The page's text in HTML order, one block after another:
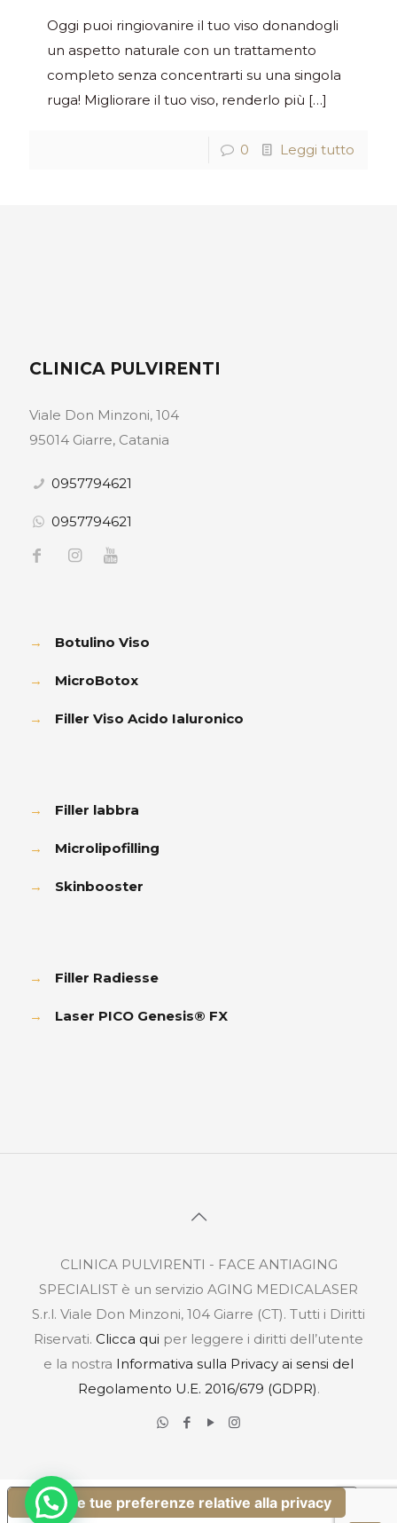
Oggi puoi ringiovanire il tuo viso donandogli
un aspetto naturale con un trattamento
completo senza concentrarti su una singola
ruga! Migliorare il tuo viso, renderlo più […]
0 Leggi tutto
CLINICA PULVIRENTI
Viale Don Minzoni, 104
95014 Giarre, Catania
0957794621
0957794621
→ Botulino Viso
→ MicroBotox
→ Filler Viso Acido Ialuronico
→ Filler labbra
→ Microlipofilling
→ Skinbooster
→ Filler Radiesse
→ Laser PICO Genesis® FX
CLINICA PULVIRENTI - FACE ANTIAGING
SPECIALIST è un servizio AGING MEDICALASER
S.r.l. Viale Don Minzoni, 104 Giarre (CT). Tutti i Diritti
Riservati. Clicca qui per leggere i diritti dell’utente
e la nostra Informativa sulla Privacy ai sensi del
Regolamento U.E. 2016/679 (GDPR).
Le tue preferenze relative alla privacy